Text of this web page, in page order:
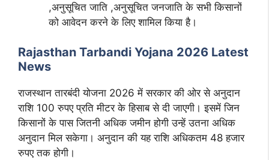
,अनुसूचित जाति ,अनुसूचित जनजाति के सभी किसानों
को आवेदन करने के लिए शामिल किया है।
Rajasthan Tarbandi Yojana 2026 Latest
News
राजस्थान तारबंदी योजना 2026 में सरकार की ओर से अनुदान
राशि 100 रुपए प्रति मीटर के हिसाब से दी जाएगी। इसमें जिन
किसानों के पास जितनी अधिक जमीन होगी उन्हें उतना अधिक
अनुदान मिल सकेगा। अनुदान की यह राशि अधिकतम 48 हजार
रुपए तक होगी।